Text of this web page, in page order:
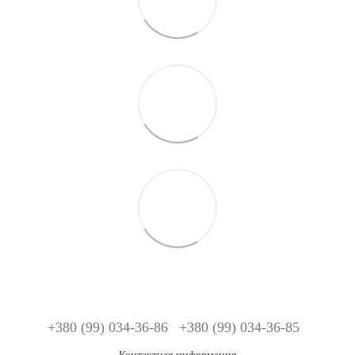
+380 (99) 034-36-86 +380 (99) 034-36-85